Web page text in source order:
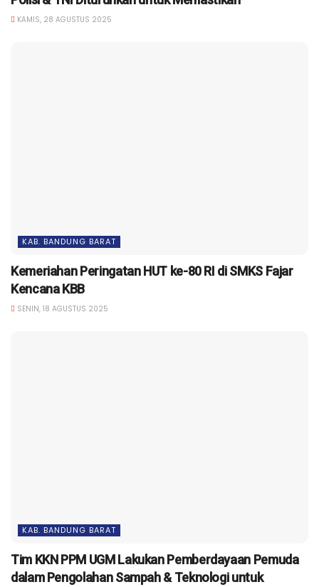
KAMIS, 28 AGUSTUS 2025
KAB. BANDUNG BARAT
Kemeriahan Peringatan HUT ke-80 RI di SMKS Fajar
Kencana KBB
SENIN, 18 AGUSTUS 2025
KAB. BANDUNG BARAT
Tim KKN PPM UGM Lakukan Pemberdayaan Pemuda
dalam Pengolahan Sampah & Teknologi untuk